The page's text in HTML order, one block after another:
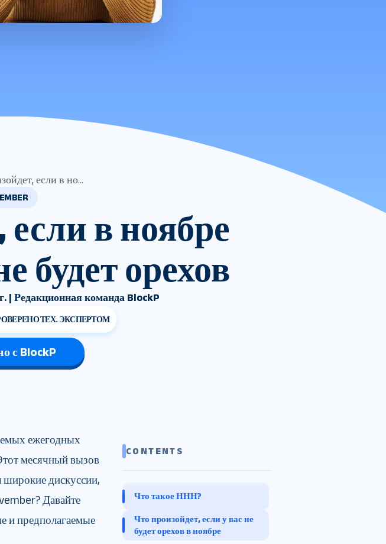
если в но...
в ноябре
будет орехов
| Редакционная команда BlockP
ТЕХ. ЭКСПЕРТОМ
с BlockP
ежегодных
месячный вызов
дискуссии,
Давайте
и предполагаемые
CONTENTS
Что такое ННН?
Восстание ННН
Что произойдет, если у вас не
будет орехов в ноябре